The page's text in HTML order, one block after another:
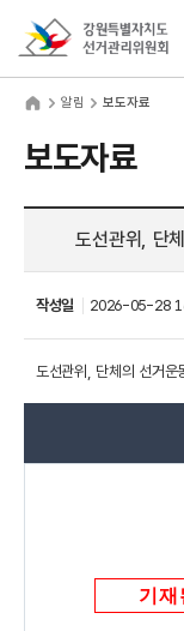
알림 보도자료
보도자료
도선관위, 단
작성일 2026-05-28
도선관위, 단체의 선거운